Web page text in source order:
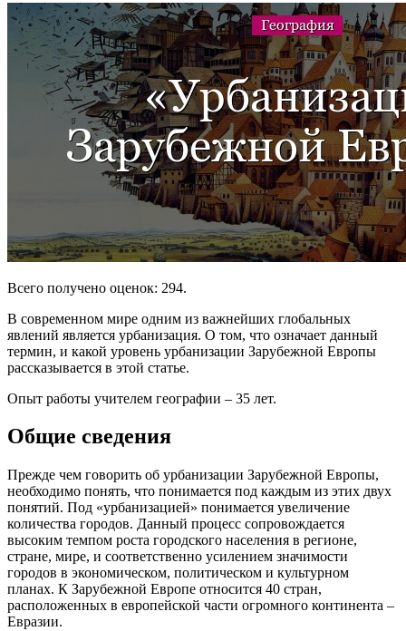
Всего получено оценок: 294.
В современном мире одним из важнейших глобальных
явлений является урбанизация. О том, что означает данный
термин, и какой уровень урбанизации Зарубежной Европы
рассказывается в этой статье.
Опыт работы учителем географии – 35 лет.
Общие сведения
Прежде чем говорить об урбанизации Зарубежной Европы,
необходимо понять, что понимается под каждым из этих двух
понятий. Под «урбанизацией» понимается увеличение
количества городов. Данный процесс сопровождается
высоким темпом роста городского населения в регионе,
стране, мире, и соответственно усилением значимости
городов в экономическом, политическом и культурном
планах. К Зарубежной Европе относится 40 стран,
расположенных в европейской части огромного континента –
Евразии.